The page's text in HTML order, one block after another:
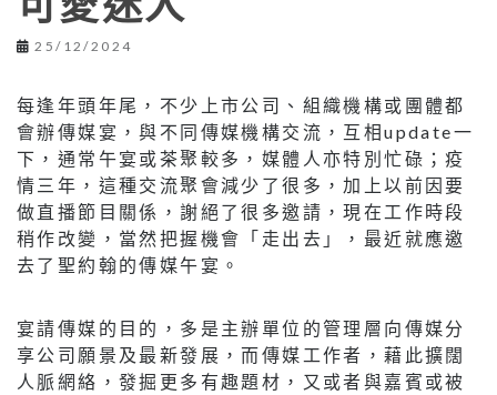
25/12/2024
每逢年頭年尾，不少上市公司、組織機構或團體都
會辦傳媒宴，與不同傳媒機構交流，互相update一
下，通常午宴或茶聚較多，媒體人亦特別忙碌；疫
情三年，這種交流聚會減少了很多，加上以前因要
做直播節目關係，謝絕了很多邀請，現在工作時段
稍作改變，當然把握機會「走出去」，最近就應邀
去了聖約翰的傳媒午宴。
宴請傳媒的目的，多是主辦單位的管理層向傳媒分
享公司願景及最新發展，而傳媒工作者，藉此擴闊
人脈網絡，發掘更多有趣題材，又或者與嘉賓或被